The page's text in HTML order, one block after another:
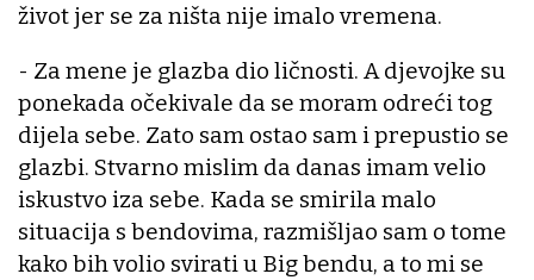
život jer se za ništa nije imalo vremena.
- Za mene je glazba dio ličnosti. A djevojke su
ponekada očekivale da se moram odreći tog
dijela sebe. Zato sam ostao sam i prepustio se
glazbi. Stvarno mislim da danas imam velio
iskustvo iza sebe. Kada se smirila malo
situacija s bendovima, razmišljao sam o tome
kako bih volio svirati u Big bendu, a to mi se